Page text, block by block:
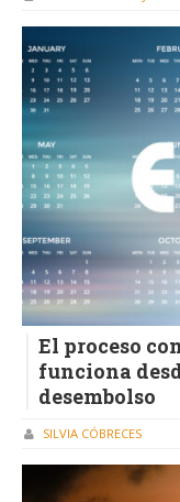
El proceso
funciona
desembolso
SILVIA CÓBRECES